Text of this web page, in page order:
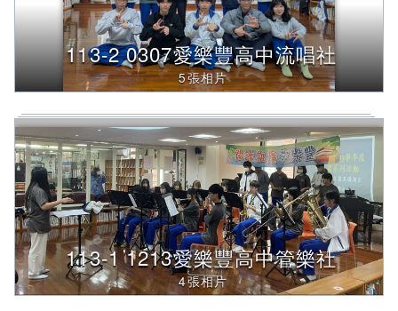
113-2 0307愛樂豐高中流唱社
5張相片
113-1 1213愛樂豐高中管樂社
4張相片